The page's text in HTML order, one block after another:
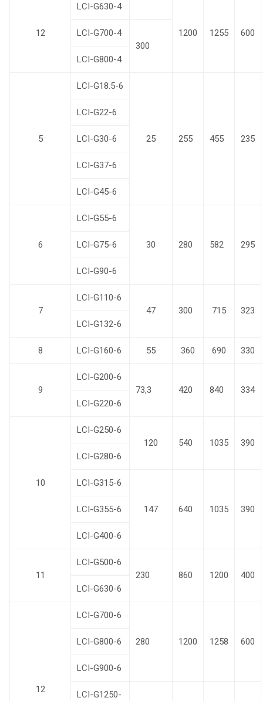
12
LCI-G630-4
1200 1255 600
LCI-G700-4
300
LCI-G800-4
5
LCI-G18.5-6
25 255 455 235
LCI-G22-6
LCI-G30-6
LCI-G37-6
LCI-G45-6
6
LCI-G55-6
30 280 582 295
LCI-G75-6
LCI-G90-6
7
LCI-G110-6
47
300 715
323
LCI-G132-6
8 LCI-G160-6 55 360 690 330
9
LCI-G200-6
73,3
420 840
334
LCI-G220-6
10
LCI-G250-6
120
540 1035
390
LCI-G280-6
LCI-G315-6
147 640 1035 390
LCI-G355-6
LCI-G400-6
11
LCI-G500-6
230
860 1200
400
LCI-G630-6
12
LCI-G700-6
280 1200 1258 600
LCI-G800-6
LCI-G900-6
LCI-G1250-